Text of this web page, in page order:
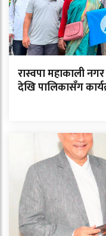
रास्वपा महाकाली
देखि पालिकासँग